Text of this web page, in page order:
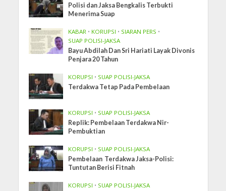
Polisi dan Jaksa Bengkalis Terbukti
Menerima Suap
KABAR • KORUPSI • SIARAN PERS •
SUAP POLISI-JAKSA
Bayu Abdilah Dan Sri Hariati Layak Divonis
Penjara 20 Tahun
KORUPSI • SUAP POLISI-JAKSA
Terdakwa Tetap Pada Pembelaan
KORUPSI • SUAP POLISI-JAKSA
Replik: Pembelaan Terdakwa Nir-
Pembuktian
KORUPSI • SUAP POLISI-JAKSA
Pembelaan Terdakwa Jaksa-Polisi:
Tuntutan Berisi Fitnah
KORUPSI • SUAP POLISI-JAKSA